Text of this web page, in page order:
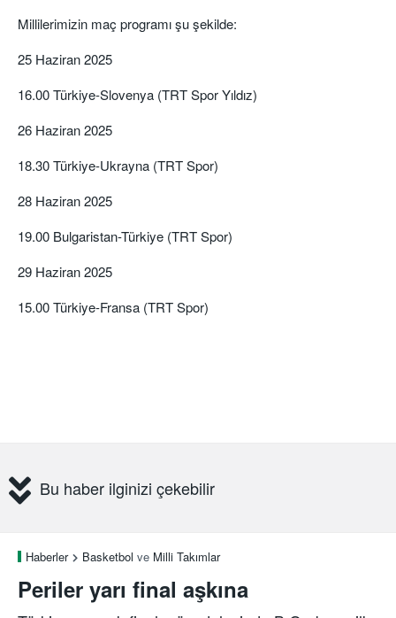
Millilerimizin maç programı şu şekilde:
25 Haziran 2025
16.00 Türkiye-Slovenya (TRT Spor Yıldız)
26 Haziran 2025
18.30 Türkiye-Ukrayna (TRT Spor)
28 Haziran 2025
19.00 Bulgaristan-Türkiye (TRT Spor)
29 Haziran 2025
15.00 Türkiye-Fransa (TRT Spor)
Bu haber ilginizi çekebilir
Haberler Basketbol ve Milli Takımlar
Periler yarı final aşkına